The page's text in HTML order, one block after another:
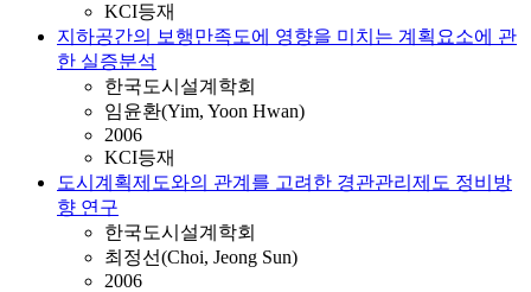
KCI등재
지하공간의 보행만족도에 영향을 미치는 계획요소에 관
한 실증분석
한국도시설계학회
임윤환(Yim, Yoon Hwan)
2006
KCI등재
도시계획제도와의 관계를 고려한 경관관리제도 정비방
향 연구
한국도시설계학회
최정선(Choi, Jeong Sun)
2006